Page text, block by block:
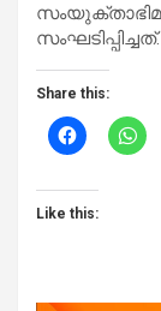
സംഘടിപ്പിച്ചത്.
Share this:
Like this: